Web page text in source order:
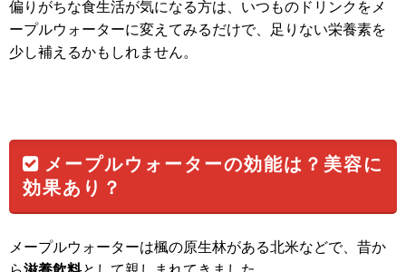
偏りがちな食生活が気になる方は、いつものドリンクをメ
ープルウォーターに変えてみるだけで、足りない栄養素を
少し補えるかもしれません。
メープルウォーターの効能は？美容に
効果あり？
メープルウォーターは楓の原生林がある北米などで、昔か